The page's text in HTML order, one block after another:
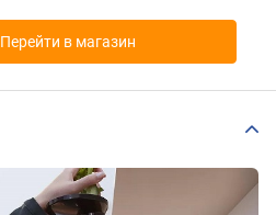
Перейти в магазин